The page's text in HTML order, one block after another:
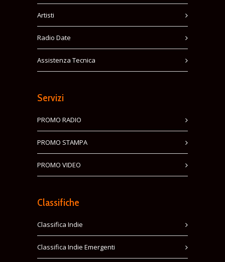
Artisti
Radio Date
Assistenza Tecnica
Servizi
PROMO RADIO
PROMO STAMPA
PROMO VIDEO
Classifiche
Classifica Indie
Classifica Indie Emergenti